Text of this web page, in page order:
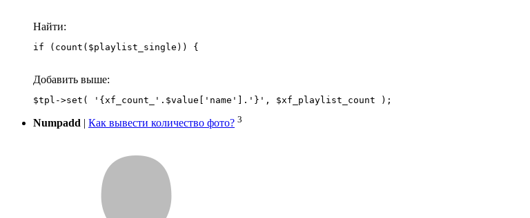
Найти:
if (count($playlist_single)) {
Добавить выше:
Numpadd | Как вывести количество фото? 3